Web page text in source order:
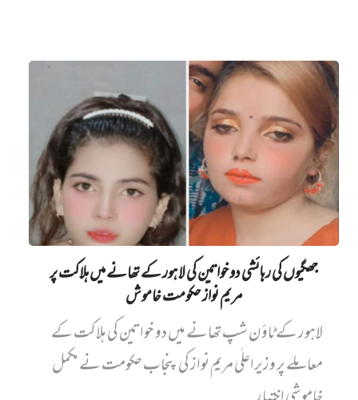
جھگیوں کی رہائشی دو خواتین کی لاہور کے تھانے میں‌ ہلاکت پر
مریم نواز حکومت خاموش
لاہور کے ٹاؤن شپ تھانے میں دو خواتین کی ہلاکت کے
معاملے پر وزیراعلٰی مریم نواز کی پنجاب حکومت نے مکمل